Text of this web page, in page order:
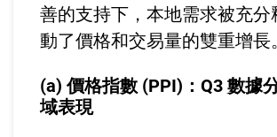
善的支持下，本地需求被充分
動了價格和交易量的雙重增長。
(a) 價格指數 (PPI)：Q3 數據
域表現